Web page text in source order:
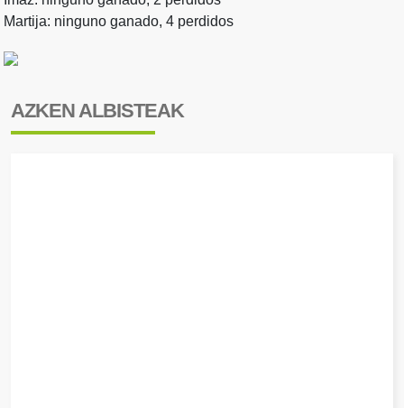
Martija: ninguno ganado, 4 perdidos
AZKEN ALBISTEAK